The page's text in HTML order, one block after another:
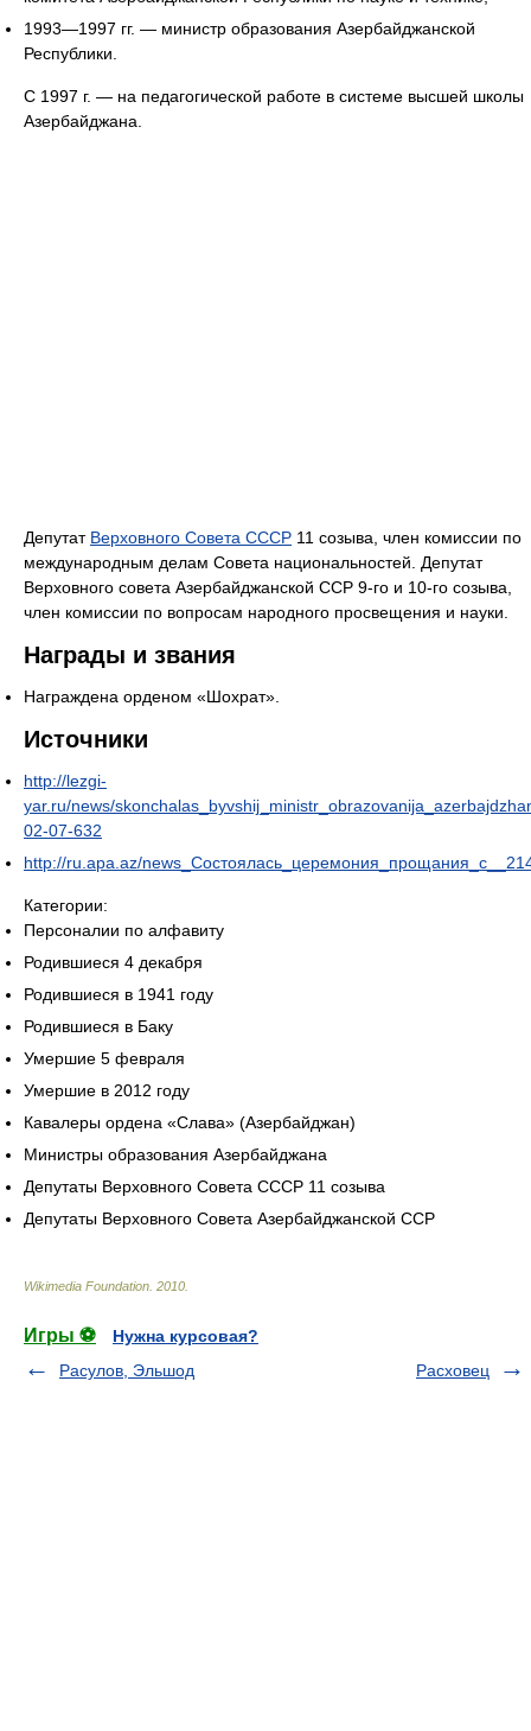
1993—1997 гг. — министр образования Азербайджанской
Республики.
С 1997 г. — на педагогической работе в системе высшей школы
Азербайджана.
Депутат Верховного Совета СССР 11 созыва, член комиссии по
международным делам Совета национальностей. Депутат
Верховного совета Азербайджанской ССР 9-го и 10-го созыва,
член комиссии по вопросам народного просвещения и науки.
Награды и звания
Награждена орденом «Шохрат».
Источники
http://lezgi-
yar.ru/news/
02-07-632
http://ru.apa.az/
Категории:
Персоналии по алфавиту
Родившиеся 4 декабря
Родившиеся в 1941 году
Родившиеся в Баку
Умершие 5 февраля
Умершие в 2012 году
Кавалеры ордена «Слава» (Азербайджан)
Министры образования Азербайджана
Депутаты Верховного Совета СССР 11 созыва
Депутаты Верховного Совета Азербайджанской ССР
Wikimedia Foundation 2010
Игры ⚽
Нужна курсовая?
Расулов, Эльшод
Расховец